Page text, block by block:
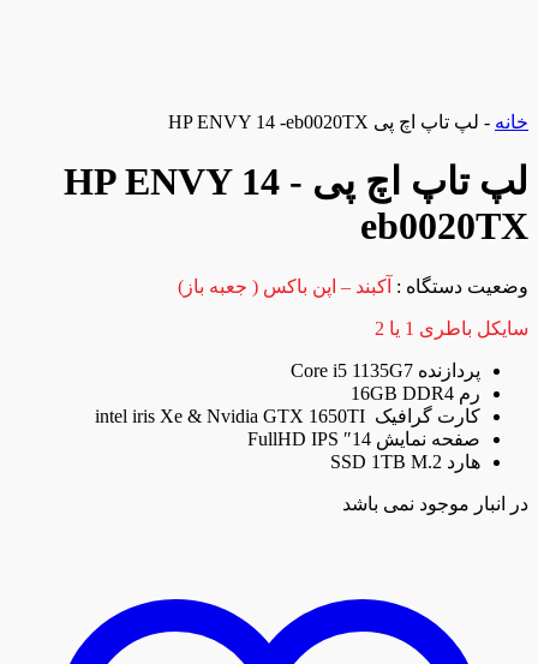
خانه - لپ تاپ اچ پی HP ENVY 14 -eb0020TX
لپ تاپ اچ پی HP ENVY 14 -
eb0020TX
وضعیت دستگاه : آکبند – اپن باکس ( جعبه باز)
سایکل باطری 1 یا 2
پردازنده Core i5 1135G7
رم 16GB DDR4
کارت گرافیک intel iris Xe & Nvidia GTX 1650TI
صفحه نمایش 14″ FullHD IPS
هارد SSD 1TB M.2
در انبار موجود نمی باشد